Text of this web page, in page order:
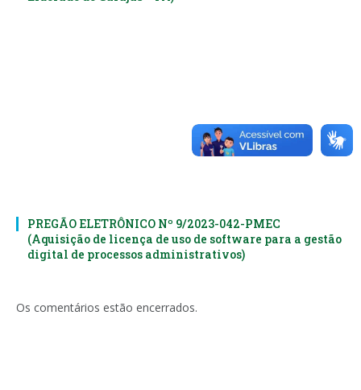
PREGÃO ELETRÔNICO Nº 9/2023-042-PMEC
(Aquisição de licença de uso de software para a gestão
digital de processos administrativos)
Os comentários estão encerrados.